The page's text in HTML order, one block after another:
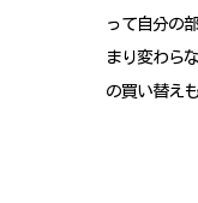
って自分の
まり変わら
の買い替え